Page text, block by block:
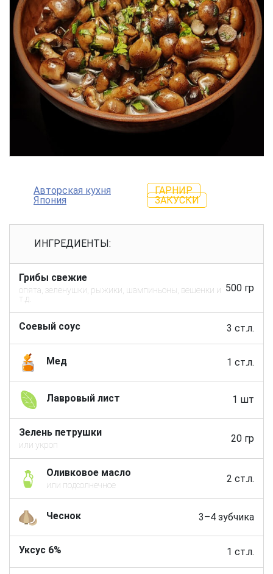
Авторская кухня
Япония
ГАРНИР
ЗАКУСКИ
ИНГРЕДИЕНТЫ:
Грибы свежие
опята, зеленушки, рыжики, шампиньоны, вешенки и
т.д.
500 гр
Соевый соус 3 ст.л.
Мед 1 ст.л.
Лавровый лист 1 шт
Зелень петрушки
или укроп
20 гр
Оливковое масло
или подсолнечное
2 ст.л.
Чеснок 3–4 зубчика
Уксус 6% 1 ст.л.